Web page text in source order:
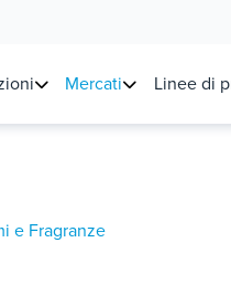
Mercati Linee di
e Fragranze